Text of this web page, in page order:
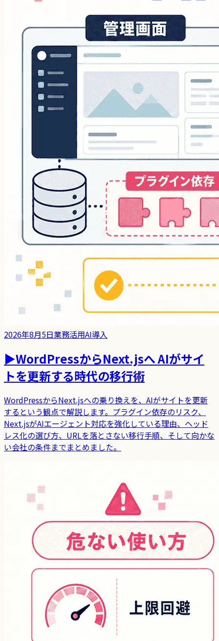
2026年8月5日業務活用AI導入
▶WordPressからNext.jsへ AIがサイ
トを更新する時代の移行術
WordPressからNext.jsへの乗り換えを、AIがサイトを更新
するという観点で解説します。プラグイン依存のリスク、
Next.jsがAIエージェント対応を強化している理由、ヘッド
レス化の選び方、URLを落とさない移行手順、そして向かな
い会社の条件までまとめました。